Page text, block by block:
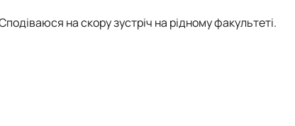
на скору зустріч на рідному факультеті.